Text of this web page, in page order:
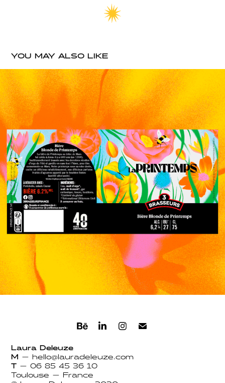
YOU MAY ALSO LIKE
3 BRASSEURS
2022
Laura Deleuze
M —hello@lauradeleuze.com
T —06 85 45 36 10
Toulouse — France